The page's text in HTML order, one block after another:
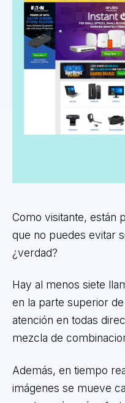
Como visitante, están
que no puedes evitar
¿verdad?
Hay al menos siete
en la parte superior
atención en todas
mezcla de
Además, en tiempo
imágenes se mueve